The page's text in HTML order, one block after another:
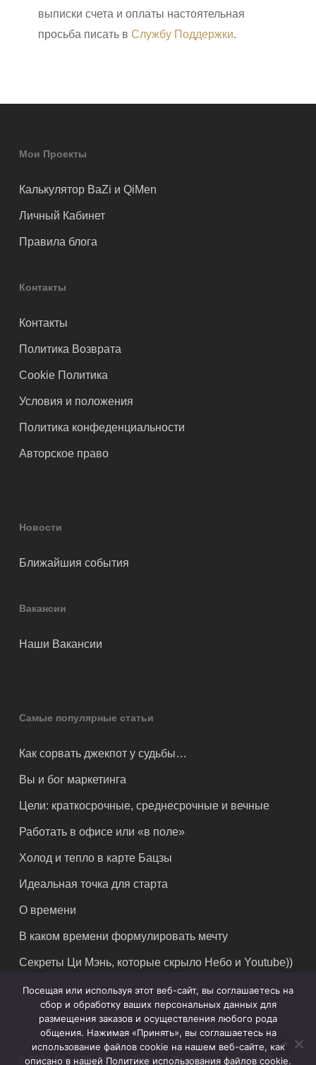
выписки счета и оплаты настоятельная
просьба писать в Службу Поддержки.
Мои Проекты
Калькулятор BaZi и QiMen
Личный Кабинет
Правила блога
Контакты
Контакты
Политика Возврата
Cookie Политика
Условия и положения
Политика конфеденциальности
Авторское право
Новости
Ближайшия события
Вакансии
Наши Вакансии
Самые популярные статьи
Как сорвать джекпот у судьбы…
Вы и бог маркетинга
Цели: краткосрочные, среднесрочные и вечные
Работать в офисе или «в поле»
Холод и тепло в карте Бацзы
Идеальная точка для старта
О времени
В каком времени формулировать мечту
Секреты Ци Мэнь, которые скрыло Небо и Youtube))
© 2026 Feng Shui Crazy Journey. Владимир Захаров. Все
Посещая или используя этот веб-сайт, вы соглашаетесь на
сбор и обработку ваших персональных данных для
размещения заказов и осуществления любого рода
общения. Нажимая «Принять», вы соглашаетесь на
использование файлов cookie на нашем веб-сайте, как
описано в нашей Политике использования файлов cookie.